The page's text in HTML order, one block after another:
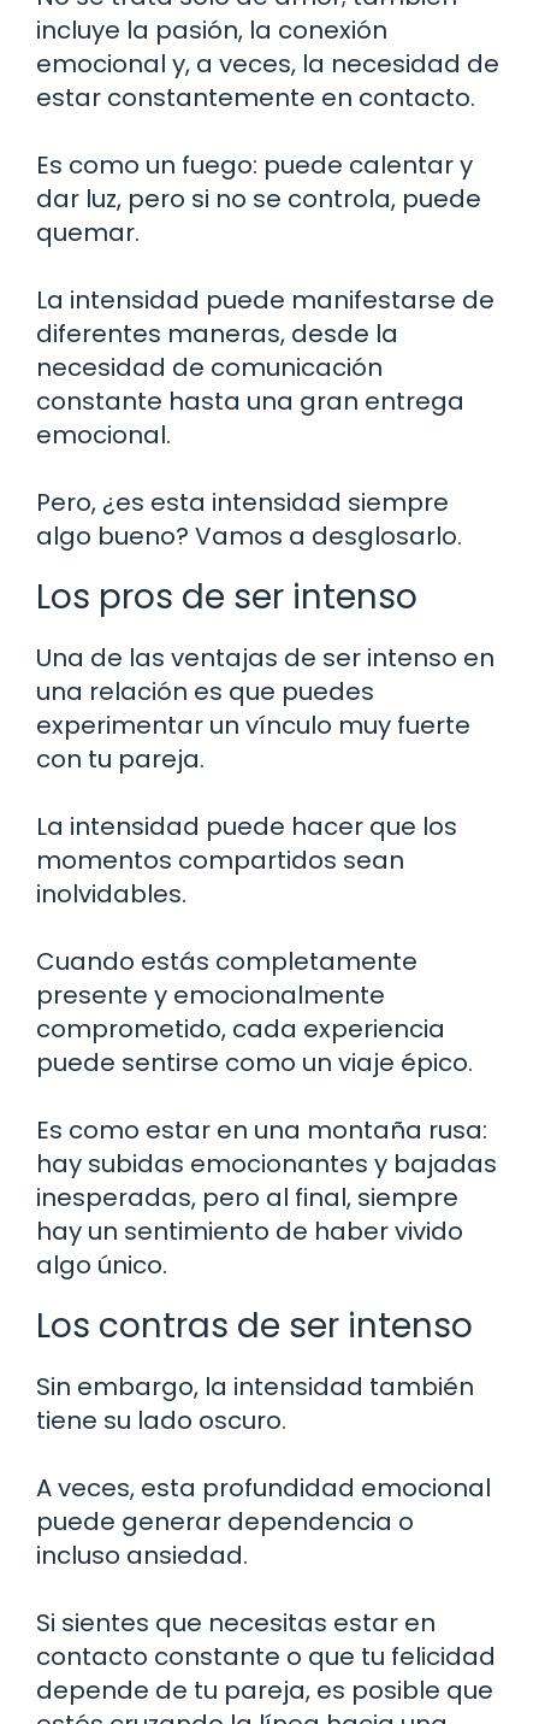
incluye la pasión, la conexión
emocional y, a veces, la necesidad de
estar constantemente en contacto.
Es como un fuego: puede calentar y
dar luz, pero si no se controla, puede
quemar.
La intensidad puede manifestarse de
diferentes maneras, desde la
necesidad de comunicación
constante hasta una gran entrega
emocional.
Pero, ¿es esta intensidad siempre
algo bueno? Vamos a desglosarlo.
Los pros de ser intenso
Una de las ventajas de ser intenso en
una relación es que puedes
experimentar un vínculo muy fuerte
con tu pareja.
La intensidad puede hacer que los
momentos compartidos sean
inolvidables.
Cuando estás completamente
presente y emocionalmente
comprometido, cada experiencia
puede sentirse como un viaje épico.
Es como estar en una montaña rusa:
hay subidas emocionantes y bajadas
inesperadas, pero al final, siempre
hay un sentimiento de haber vivido
algo único.
Los contras de ser intenso
Sin embargo, la intensidad también
tiene su lado oscuro.
A veces, esta profundidad emocional
puede generar dependencia o
incluso ansiedad.
Si sientes que necesitas estar en
contacto constante o que tu felicidad
depende de tu pareja, es posible que